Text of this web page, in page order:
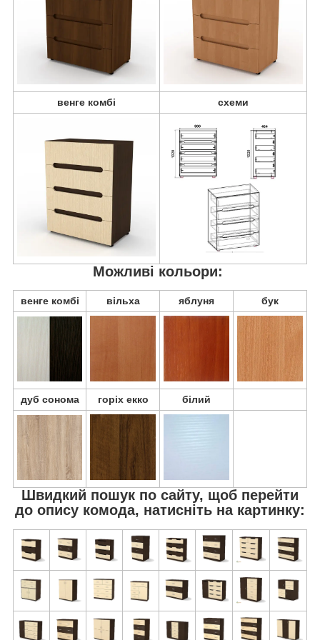
венге комбі схеми
Можливі кольори:
венге комбі вільха яблуня бук
дуб сонома горіх екко білий
Швидкий пошук по сайту, щоб перейти
до опису комода, натисніть на картинку: